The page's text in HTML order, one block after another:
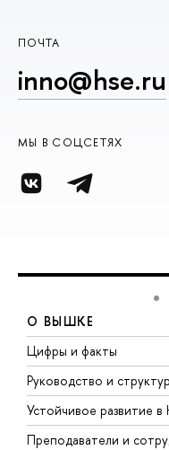
ПОЧТА
inno@hse.ru
МЫ В СОЦСЕТЯХ
О ВЫШКЕ
Цифры и факты
Руководство и
Устойчивое развитие
Преподаватели и